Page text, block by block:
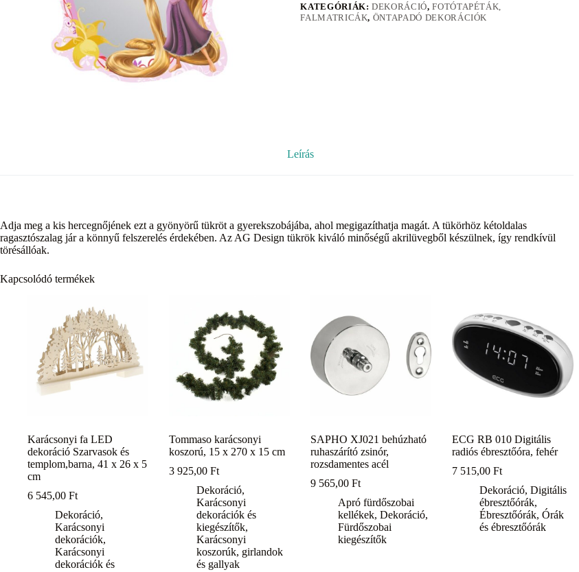
KATEGÓRIÁK:DEKORÁCIÓ,FOTÓTAPÉTÁK,
FALMATRICÁK, ÖNTAPADÓ DEKORÁCIÓK
Leírás
Adja meg a kis hercegnőjének ezt a gyönyörű tükröt a gyerekszobájába, ahol megigazíthatja magát. A tükörhöz kétoldalas
ragasztószalag jár a könnyű felszerelés érdekében. Az AG Design tükrök kiváló minőségű akrilüvegből készülnek, így rendkívül
törésállóak.
Kapcsolódó termékek
Karácsonyi fa LED
dekoráció Szarvasok és
templom,barna, 41 x 26 x 5
cm
6 545,00 Ft
Dekoráció,
Karácsonyi
dekorációk,
Karácsonyi
dekorációk és
Tommaso karácsonyi
koszorú, 15 x 270 x 15 cm
3 925,00Ft
Dekoráció,
Karácsonyi
dekorációk és
kiegészítők,
Karácsonyi
koszorúk, girlandok
és gallyak
SAPHO XJ021 behúzható
ruhaszárító zsinór,
rozsdamentes acél
9 565,00Ft
Apró fürdőszobai
kellékek,Dekoráció,
Fürdőszobai
kiegészítők
ECG RB 010 Digitális
radiós ébresztőóra, fehér
7 515,00Ft
Dekoráció,Digitális
ébresztőórák,
Ébresztőórák,Órák
és ébresztőórák